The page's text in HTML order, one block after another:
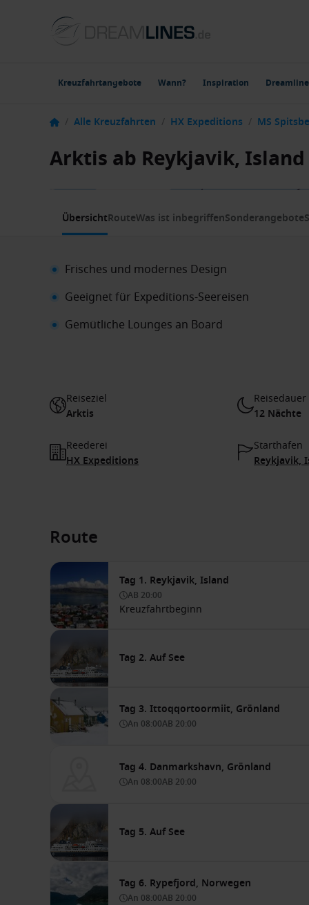
Kreuzfahrtangebote Wann? Inspiration
/ Alle Kreuzfahrten / HX Expeditions / MS
Arktis ab Reykjavik,
1 / 5
ÜbersichtRouteWas ist inbegriffenSonderangebote
Frisches und modernes Design
Geeignet für Expeditions-Seereisen
Gemütliche Lounges an Board
Reiseziel
Arktis
Reisedauer
12 Nächte
Reederei
HX Expeditions
Starthafen
Reykjavik,
Route
Tag 1. Reykjavik, Island
AB 20:00
Kreuzfahrtbeginn
Tag 2. Auf See
Tag 3. Ittoqqortoormiit, Grönland
An 08:00AB 20:00
Tag 4. Danmarkshavn, Grönland
An 08:00AB 20:00
Tag 5. Auf See
Tag 6. Rypefjord, Norwegen
An 08:00AB 20:00